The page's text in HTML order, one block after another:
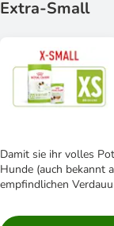
Extra-Small
Damit sie ihr volles
Hunde (auch bekannt
empfindlichen